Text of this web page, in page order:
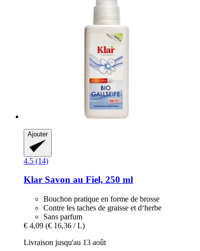
Ajouter
4.5 (14)
Klar Savon au Fiel, 250 ml
Bouchon pratique en forme de brosse
Contre les taches de graisse et d‘herbe
Sans parfum
€ 4,09 (€ 16,36 / L)
Livraison jusqu'au 13 août